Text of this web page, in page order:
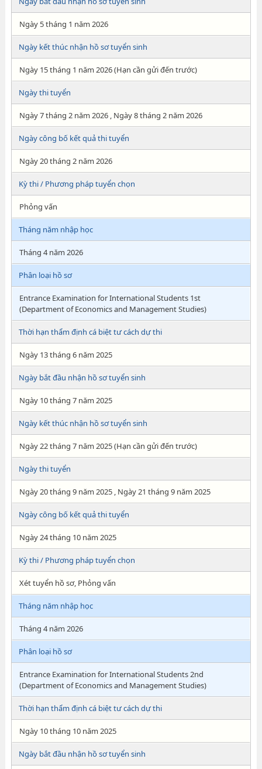
Ngày 5 tháng 1 năm 2026
Ngày kết thúc nhận hồ sơ tuyển sinh
Ngày 15 tháng 1 năm 2026 (Hạn cần gửi đến trước)
Ngày thi tuyển
Ngày 7 tháng 2 năm 2026 , Ngày 8 tháng 2 năm 2026
Ngày công bố kết quả thi tuyển
Ngày 20 tháng 2 năm 2026
Kỳ thi / Phương pháp tuyển chọn
Phỏng vấn
Tháng năm nhập học
Tháng 4 năm 2026
Phân loại hồ sơ
Entrance Examination for International Students 1st
(Department of Economics and Management Studies)
Thời hạn thẩm định cá biệt tư cách dự thi
Ngày 13 tháng 6 năm 2025
Ngày bắt đầu nhận hồ sơ tuyển sinh
Ngày 10 tháng 7 năm 2025
Ngày kết thúc nhận hồ sơ tuyển sinh
Ngày 22 tháng 7 năm 2025 (Hạn cần gửi đến trước)
Ngày thi tuyển
Ngày 20 tháng 9 năm 2025 , Ngày 21 tháng 9 năm 2025
Ngày công bố kết quả thi tuyển
Ngày 24 tháng 10 năm 2025
Kỳ thi / Phương pháp tuyển chọn
Xét tuyển hồ sơ, Phỏng vấn
Tháng năm nhập học
Tháng 4 năm 2026
Phân loại hồ sơ
Entrance Examination for International Students 2nd
(Department of Economics and Management Studies)
Thời hạn thẩm định cá biệt tư cách dự thi
Ngày 10 tháng 10 năm 2025
Ngày bắt đầu nhận hồ sơ tuyển sinh